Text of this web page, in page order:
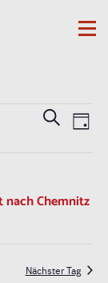
und
SucheTag
Chemnitz
Nächster Tag